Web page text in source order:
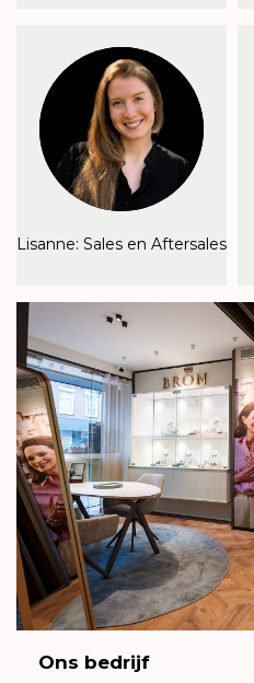
Lisanne: Sales en Aftersales
Ons bedrijf